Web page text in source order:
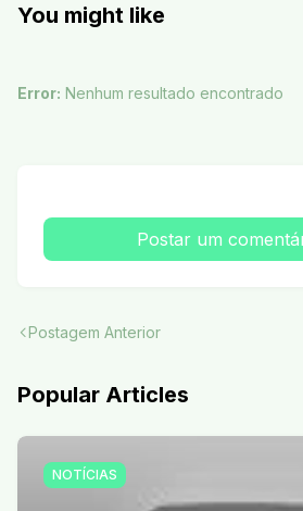
You might like
Error: Nenhum resultado encontrado
Postar um
Postagem Anterior
Popular Articles
NOTÍCIAS